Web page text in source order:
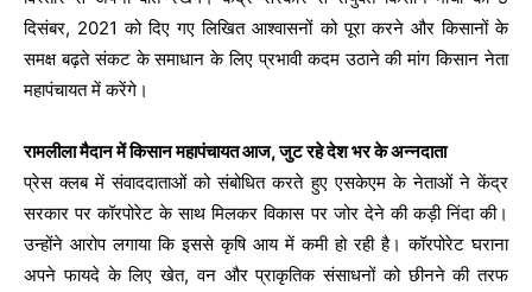
दिसंबर, 2021 को दिए गए लिखित आश्वासनों को पूरा करने और किसानों के
समक्ष बढ़ते संकट के समाधान के लिए प्रभावी कदम उठाने की मांग किसान नेता
महापंचायत में करेंगे।
रामलीला मैदान में किसान महापंचायत आज, जुट रहे देश भर के अन्नदाता
प्रेस क्लब में संवाददाताओं को संबोधित करते हुए एसकेएम के नेताओं ने केंद्र
सरकार पर कॉरपोरेट के साथ मिलकर विकास पर जोर देने की कड़ी निंदा की।
उन्होंने आरोप लगाया कि इससे कृषि आय में कमी हो रही है। कॉरपोरेट घराना
अपने फायदे के लिए खेत, वन और प्राकृतिक संसाधनों को छीनने की तरफ